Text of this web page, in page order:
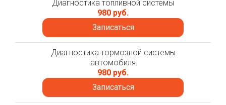
Диагностика топливной системы
980 руб.
Записаться
Диагностика тормозной системы
автомобиля
980 руб.
Записаться